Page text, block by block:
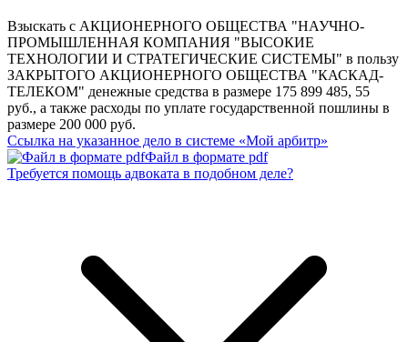
Взыскать с АКЦИОНЕРНОГО ОБЩЕСТВА "НАУЧНО-
ПРОМЫШЛЕННАЯ КОМПАНИЯ "ВЫСОКИЕ
ТЕХНОЛОГИИ И СТРАТЕГИЧЕСКИЕ СИСТЕМЫ" в пользу
ЗАКРЫТОГО АКЦИОНЕРНОГО ОБЩЕСТВА "КАСКАД-
ТЕЛЕКОМ" денежные средства в размере 175 899 485, 55
руб., а также расходы по уплате государственной пошлины в
размере 200 000 руб.
Ссылка на указанное дело в системе «Мой арбитр»
Файл в формате pdf
Требуется помощь адвоката в подобном деле?